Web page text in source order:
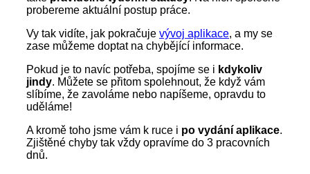
probereme aktuální postup práce.
Vy tak vidíte, jak pokračuje vývoj aplikace, a my se
zase můžeme doptat na chybějící informace.
Pokud je to navíc potřeba, spojíme se i kdykoliv
jindy. Můžete se přitom spolehnout, že když vám
slíbíme, že zavoláme nebo napíšeme, opravdu to
uděláme!
A kromě toho jsme vám k ruce i po vydání aplikace.
Zjištěné chyby tak vždy opravíme do 3 pracovních
dnů.